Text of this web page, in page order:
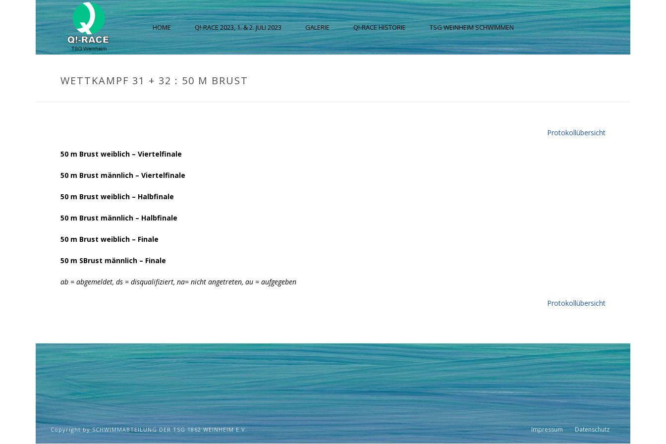
HOME Q!-RACE 2023, 1. & 2. JULI 2023 GALERIE Q!-RACE HISTORIE TSG WEINHEIM SCHWIMMEN
WETTKAMPF 31 + 32 : 50 M BRUST
Protokollübersicht
50 m Brust weiblich – Viertelfinale
50 m Brust männlich – Viertelfinale
50 m Brust weiblich – Halbfinale
50 m Brust männlich – Halbfinale
50 m Brust weiblich – Finale
50 m SBrust männlich – Finale
ab = abgemeldet, ds = disqualifiziert, na= nicht angetreten, au = aufgegeben
Protokollübersicht
Copyright by SCHWIMMABTEILUNG DER TSG 1862 WEINHEIM E.V. Impressum Datenschutz